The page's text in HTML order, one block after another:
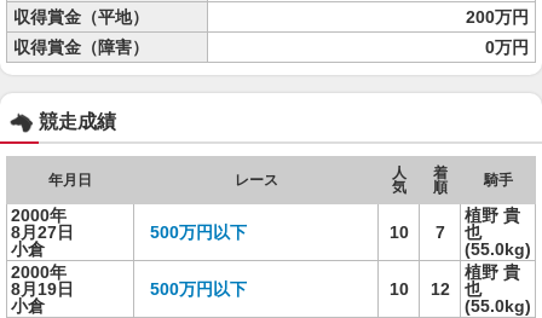
収得賞金（平地）
200万円
収得賞金（障害）
0万円
競走成績
年月日 レース
人
気
着
順
騎手
2000年
8月27日
小倉
500万円以下 10 7
植野 貴
也
(55.0kg)
2000年
8月19日
小倉
500万円以下 10 12
植野 貴
也
(55.0kg)